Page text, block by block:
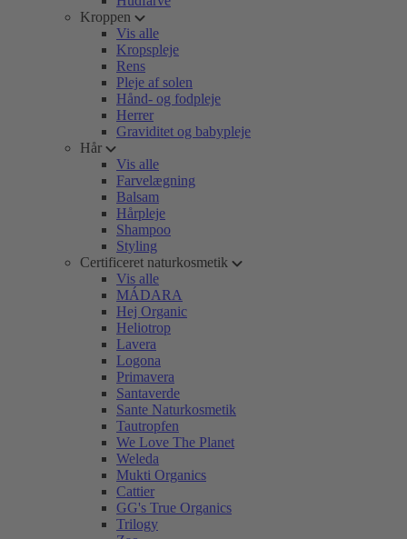
Kroppen
Vis alle
Kropspleje
Rens
Pleje af solen
Hånd- og fodpleje
Herrer
Graviditet og babypleje
Hår
Vis alle
Farvelægning
Balsam
Hårpleje
Shampoo
Styling
Certificeret naturkosmetik
Vis alle
MÁDARA
Hej Organic
Heliotrop
Lavera
Logona
Primavera
Santaverde
Sante Naturkosmetik
Tautropfen
We Love The Planet
Weleda
Mukti Organics
Cattier
GG's True Organics
Trilogy